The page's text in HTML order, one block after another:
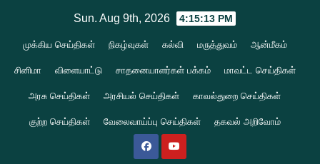
content
Sun. Aug 9th, 2026 4:15:14 PM
முக்கிய செய்திகள் நிகழ்வுகள் கல்வி மருத்துவம் ஆன்மீகம்
சினிமா விளையாட்டு சாதனையாளர்கள் பக்கம் மாவட்ட செய்திகள்
அரசு செய்திகள் அரசியல் செய்திகள் காவல்துறை செய்திகள்
குற்ற செய்திகள் வேலைவாய்ப்பு செய்திகள் தகவல் அறிவோம்